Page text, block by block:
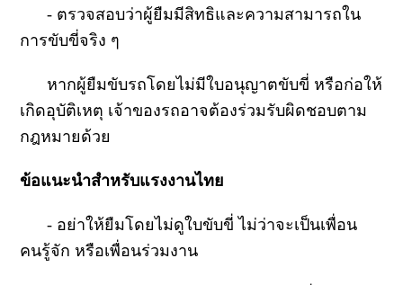
- ตรวจสอบว่าผู้ยืมมีสิทธิและความสามารถใน
การขับขี่จริง ๆ
หากผู้ยืมขับรถโดยไม่มีใบอนุญาตขับขี่ หรือก่อให้
เกิดอุบัติเหตุ เจ้าของรถอาจต้องร่วมรับผิดชอบตาม
กฎหมายด้วย
ข้อแนะนำสำหรับแรงงานไทย
- อย่าให้ยืมโดยไม่ดูใบขับขี่ ไม่ว่าจะเป็นเพื่อน
คนรู้จัก หรือเพื่อนร่วมงาน